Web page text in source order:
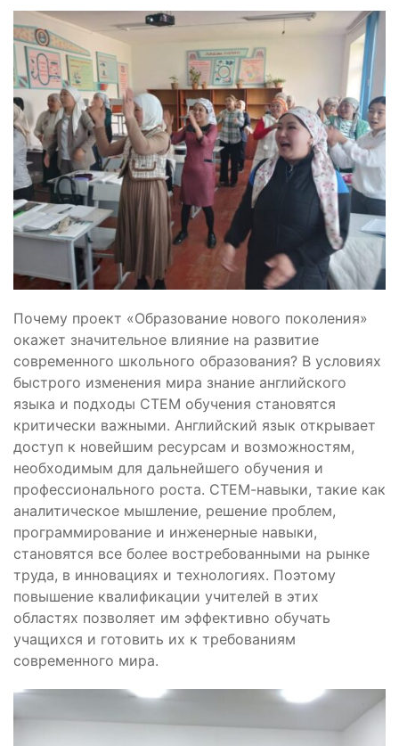
Почему проект «Образование нового поколения»
окажет значительное влияние на развитие
современного школьного образования? В условиях
быстрого изменения мира знание английского
языка и подходы СТЕМ обучения становятся
критически важными. Английский язык открывает
доступ к новейшим ресурсам и возможностям,
необходимым для дальнейшего обучения и
профессионального роста. СТЕМ-навыки, такие как
аналитическое мышление, решение проблем,
программирование и инженерные навыки,
становятся все более востребованными на рынке
труда, в инновациях и технологиях. Поэтому
повышение квалификации учителей в этих
областях позволяет им эффективно обучать
учащихся и готовить их к требованиям
современного мира.